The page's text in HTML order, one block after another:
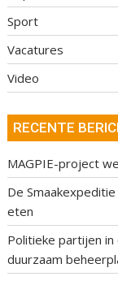
Sport
Vacatures
Video
RECENTE
MAGPIE-project
De
eten
Politieke partijen
duurzaam